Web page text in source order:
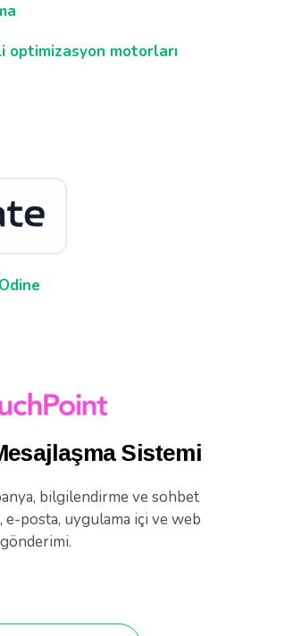
optimizasyon motorları
Sistemi
bilgilendirme ve sohbet
e-posta, uygulama içi ve web